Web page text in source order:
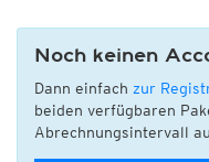
Noch keinen
Dann einfach zur
beiden verfügbaren
Abrechnungsintervall